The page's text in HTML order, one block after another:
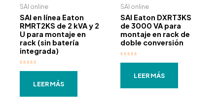
SAI online
SAI en línea Eaton
RMRT2KS de 2 kVA y 2
U para montaje en
rack (sin batería
integrada)
Valorado
LEER MÁS
SAI online
SAI Eaton DXRT3KS
de 3000 VA para
montaje en rack de
doble conversión
Valorado
LEER MÁS